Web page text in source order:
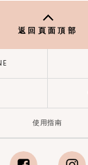
返回頁面頂部
使用指南